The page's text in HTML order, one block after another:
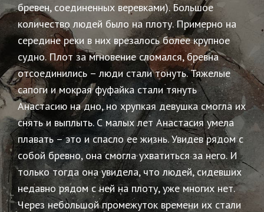
бревен, соединенных веревками). Большое
количество людей было на плоту. Примерно на
середине реки в них врезалось более крупное
судно. Плот за мгновение сломался, бревна
отсоединились – люди стали тонуть. Тяжелые
сапоги и мокрая фуфайка стали тянуть
Анастасию на дно, но хрупкая девушка смогла их
снять и выплыть.С малых лет Анастасия умела
плавать – это и спасло ее жизнь. Увидев рядом с
собой бревно, она смогла ухватиться за него. И
только тогда она увидела, что людей, сидевших
недавно рядом с ней на плоту, уже многих нет.
Через небольшой промежуток времени их стали